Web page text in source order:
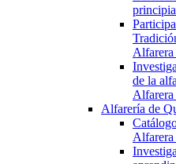
Alfarera
de la
Alfarera
Alfarería de